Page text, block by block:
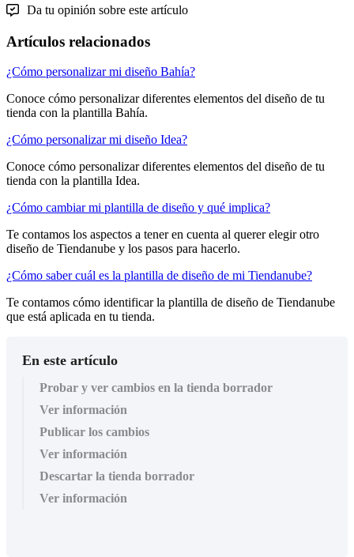
Da tu opinión sobre este artículo
Artículos relacionados
¿Cómo personalizar mi diseño Bahía?
Conoce cómo personalizar diferentes elementos del diseño de tu
tienda con la plantilla Bahía.
¿Cómo personalizar mi diseño Idea?
Conoce cómo personalizar diferentes elementos del diseño de tu
tienda con la plantilla Idea.
¿Cómo cambiar mi plantilla de diseño y qué implica?
Te contamos los aspectos a tener en cuenta al querer elegir otro
diseño de Tiendanube y los pasos para hacerlo.
¿Cómo saber cuál es la plantilla de diseño de mi Tiendanube?
Te contamos cómo identificar la plantilla de diseño de Tiendanube
que está aplicada en tu tienda.
En este artículo
Probar y ver cambios en la tienda borrador
Ver información
Publicar los cambios
Ver información
Descartar la tienda borrador
Ver información